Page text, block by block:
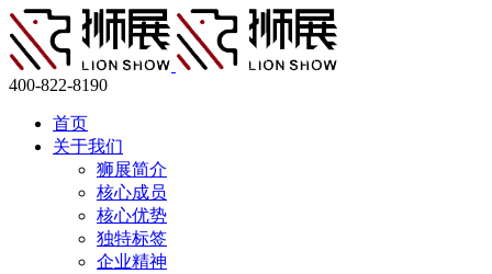
400-822-8190
首页
关于我们
狮展简介
核心成员
核心优势
独特标签
企业精神